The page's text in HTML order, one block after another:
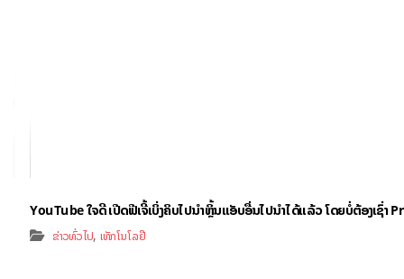
YouTube ໃຈດີ ເປີດຟີເຈີ້ເບິ່ງຄິບໄປນຳຫຼິ້ນແອັບອື່ນໄປນຳໄດ້ແລ້ວ ໂດຍບໍ່ຕ້ອງເຊົ່າ
ຂ່າວທົ່ວໄປ, ເທັກໂນໂລຢີ